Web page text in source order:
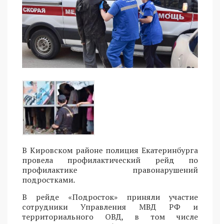
В Кировском районе полиция Екатеринбурга
провела профилактический рейд по
профилактике правонарушений
подростками.
В рейде «Подросток» приняли участие
сотрудники Управления МВД РФ и
территориального ОВД, в том числе